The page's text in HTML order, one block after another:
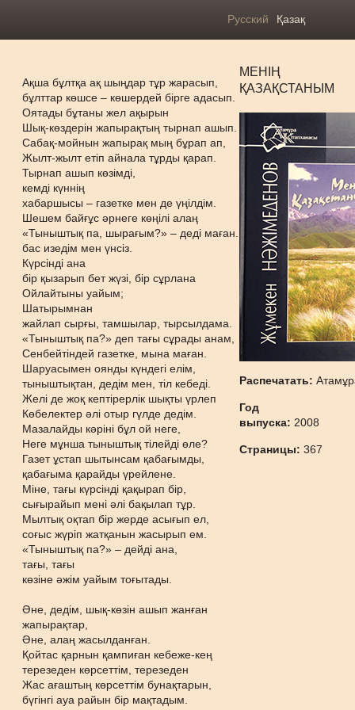
Русский Қазақ
Ақша бұлтқа ақ шыңдар тұр жарасып,
бұлттар көшсе – көшердей бірге адасып.
Оятады бұтаны жел ақырын
Шық-көздерін жапырақтың тырнап ашып.
Сабақ-мойнын жапырақ мың бұрап ап,
Жылт-жылт етіп айнала тұрды қарап.
Тырнап ашып көзімді,
кемді күннің
хабаршысы – газетке мен де үңілдім.
Шешем байғұс әрнеге көңілі алаң
«Тыныштық па, шырағым?» – деді маған.
бас изедім мен үнсіз.
Күрсінді ана
бір қызарып бет жүзі, бір сұрлана
Ойлайтыны уайым;
Шатырымнан
жайлап сырғы, тамшылар, тырсылдама.
«Тыныштық па?» деп тағы сұрады анам,
Сенбейтіндей газетке, мына маған.
Шаруасымен оянды күндегі елім,
тыныштықтан, дедім мен, тіл кебеді.
Желі де жоқ кептірерлік шықты үрлеп
Көбелектер әлі отыр гүлде дедім.
Мазалайды кәріні бұл ой неге,
Неге мұнша тыныштық тілейді өле?
Газет ұстап шытынсам қабағымды,
қабағыма қарайды үрейлене.
Міне, тағы күрсінді қақырап бір,
сығырайып мені әлі бақылап тұр.
Мылтық оқтап бір жерде асығып ел,
соғыс жүріп жатқанын жасырып ем.
«Тыныштық па?» – дейді ана,
тағы, тағы
көзіне әжім уайым тоғытады.
Әне, дедім, шық-көзін ашып жанған
жапырақтар,
Әне, алаң жасылданған.
Қойтас қарнын қампиған кебеже-кең
терезеден көрсеттім, терезеден
Жас ағаштың көрсеттім бунақтарын,
бүгінгі ауа райын бір мақтадым.
МЕНІҢ
ҚАЗАҚСТАНЫМ
Распечатать:
Год
выпуска: 2008
Страницы:367